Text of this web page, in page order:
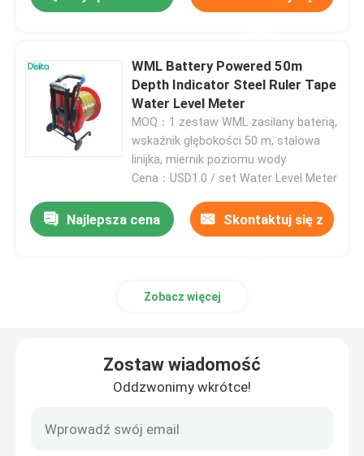
Maszyna do recyklingu oleju
Urządzenia do badań wysokiego napięcia
Sprzęt do testowania baterii
WML Battery Powered 50m
Depth Indicator Steel Ruler Tape
Water Level Meter
MOQ：1 zestaw WML zasilany baterią,
wskaźnik głębokości 50 m, stalowa
linijka, miernik poziomu wody
Cena：USD1.0 / set Water Level Meter
Najlepsza cena Skontaktuj się z
Zobacz więcej
Zostaw wiadomość
Oddzwonimy wkrótce!